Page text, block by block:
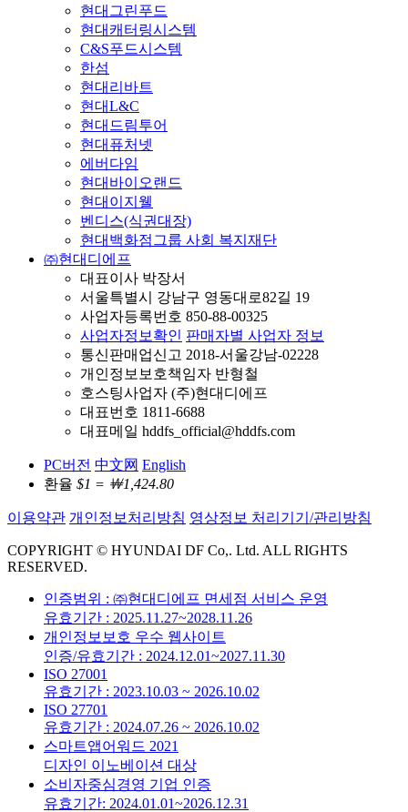
현대그린푸드
현대캐터링시스템
C&S푸드시스템
한섬
현대리바트
현대L&C
현대드림투어
현대퓨처넷
에버다임
현대바이오랜드
현대이지웰
벤디스(식권대장)
현대백화점그룹 사회 복지재단
㈜현대디에프
대표이사 박장서
서울특별시 강남구 영동대로82길 19
사업자등록번호 850-88-00325
사업자정보확인 판매자별 사업자 정보
통신판매업신고 2018-서울강남-02228
개인정보보호책임자 반형철
호스팅사업자 (주)현대디에프
대표번호 1811-6688
대표메일 hddfs_official@hddfs.com
PC버전 中文网 English
환율 $1 = ￦1,424.80
이용약관 개인정보처리방침 영상정보 처리기기/관리방침
COPYRIGHT © HYUNDAI DF Co,. Ltd. ALL RIGHTS
RESERVED.
인증범위 : ㈜현대디에프 면세점 서비스 운영
유효기간 : 2025.11.27~2028.11.26
개인정보보호 우수 웹사이트
인증/유효기간 : 2024.12.01~2027.11.30
ISO 27001
유효기간 : 2023.10.03 ~ 2026.10.02
ISO 27701
유효기간 : 2024.07.26 ~ 2026.10.02
스마트앱어워드 2021
디자인 이노베이션 대상
소비자중심경영 기업 인증
유효기간: 2024.01.01~2026.12.31